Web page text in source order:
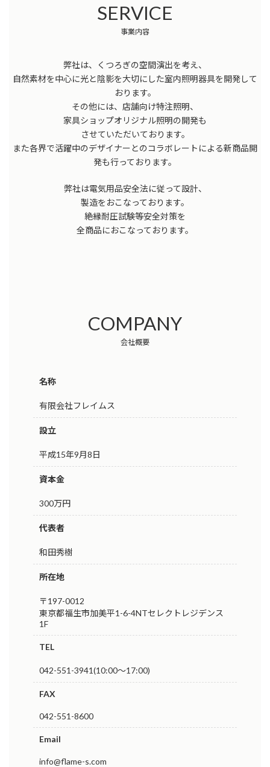
SERVICE
事業内容
弊社は、くつろぎの空間演出を考え、
自然素材を中心に光と陰影を大切にした室内照明器具を開発して
おります。
その他には、店舗向け特注照明、
家具ショップオリジナル照明の開発も
させていただいております。
また各界で活躍中のデザイナーとのコラボレートによる新商品開
発も行っております。
弊社は電気用品安全法に従って設計、
製造をおこなっております。
絶縁耐圧試験等安全対策を
全商品におこなっております。
COMPANY
会社概要
名称
有限会社フレイムス
設立
平成15年9月8日
資本金
300万円
代表者
和田秀樹
所在地
〒197-0012
東京都福生市加美平1-6-4NTセレクトレジデンス
1F
TEL
042-551-3941(10:00～17:00)
FAX
042-551-8600
Email
info@flame-s.com